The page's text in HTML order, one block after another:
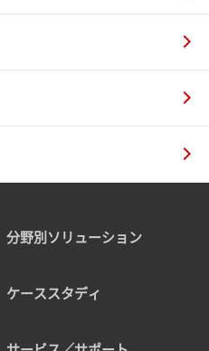
分野別ソリューション
ケーススタディ